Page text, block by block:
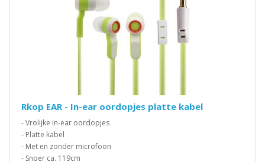
Rkop EAR - In-ear oordopjes platte kabel
- Vrolijke in-ear oordopjes
- Platte kabel
- Met en zonder microfoon
- Snoer ca. 119cm